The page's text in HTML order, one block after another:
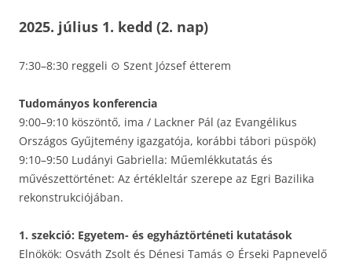
2025. július 1. kedd (2. nap)
7:30–8:30 reggeli ⊙ Szent József étterem
Tudományos konferencia
9:00–9:10 köszöntő, ima / Lackner Pál (az Evangélikus
Országos Gyűjtemény igazgatója, korábbi tábori püspök)
9:10–9:50 Ludányi Gabriella: Műemlékkutatás és
művészettörténet: Az értékleltár szerepe az Egri Bazilika
rekonstrukciójában.
1. szekció: Egyetem- és egyháztörténeti kutatások
Elnökök: Osváth Zsolt és Dénesi Tamás ⊙ Érseki Papnevelő